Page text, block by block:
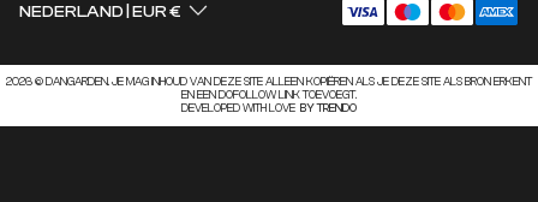
NEDERLAND EUR €
2026 © DANGARDEN. JE MAG INHOUD VAN DEZE SITE ALLEEN KOPIËREN ALS JE DEZE SITE ALS BRON ERKENT
EN EEN DOFOLLOW LINK TOEVOEGT.
DEVELOPED WITH LOVE BY TRENDO